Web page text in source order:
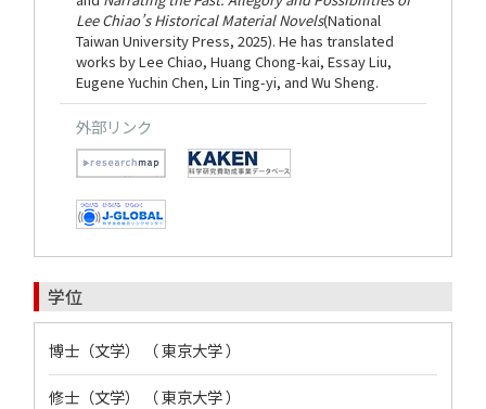
Lee Chiao’s Historical Material Novels(National
Taiwan University Press, 2025). He has translated
works by Lee Chiao, Huang Chong-kai, Essay Liu,
Eugene Yuchin Chen, Lin Ting-yi, and Wu Sheng.
外部リンク
学位
博士（文学） （ 東京大学 ）
修士（文学） （ 東京大学 ）